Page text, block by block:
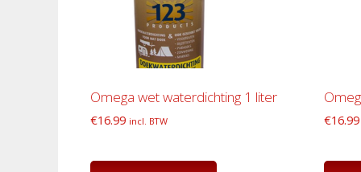
Omega wet waterdichting 1 liter
€16.99 incl. BTW €16.99